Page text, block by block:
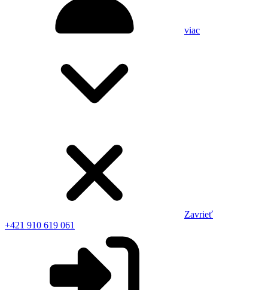
viac
Zavrieť
+421 910 619 061